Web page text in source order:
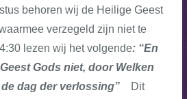
behoren wij de Heilige Geest
verzegeld zijn niet te
lezen wij het volgende: “En
Gods niet, door Welken
dag der verlossing”
Dit